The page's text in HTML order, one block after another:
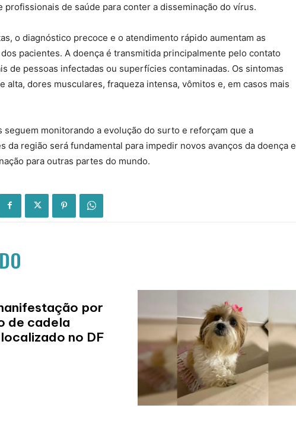
profissionais de saúde para conter a disseminação do vírus.
o diagnóstico precoce e o atendimento rápido aumentam as
pacientes. A doença é transmitida principalmente pelo contato
de pessoas infectadas ou superfícies contaminadas. Os sintomas
alta, dores musculares, fraqueza intensa, vômitos e, em casos mais
monitorando a evolução do surto e reforçam que a
da região será fundamental para impedir novos avanços da doença e
para outras partes do mundo.
por
de cadela
no DF